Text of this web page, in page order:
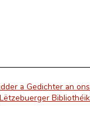
a Gedichter an